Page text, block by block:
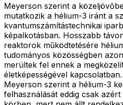
Meyerson szerint a
mutatkozik a hélium-3 iránt a
kvantumszámítástechnikai
képalkotásban. Hosszabb
reaktorok működtetésére
tudományos közösségben
merültek fel ennek a
életképességével
Meyerson szerint a hélium-3
felhasználását eddig csak